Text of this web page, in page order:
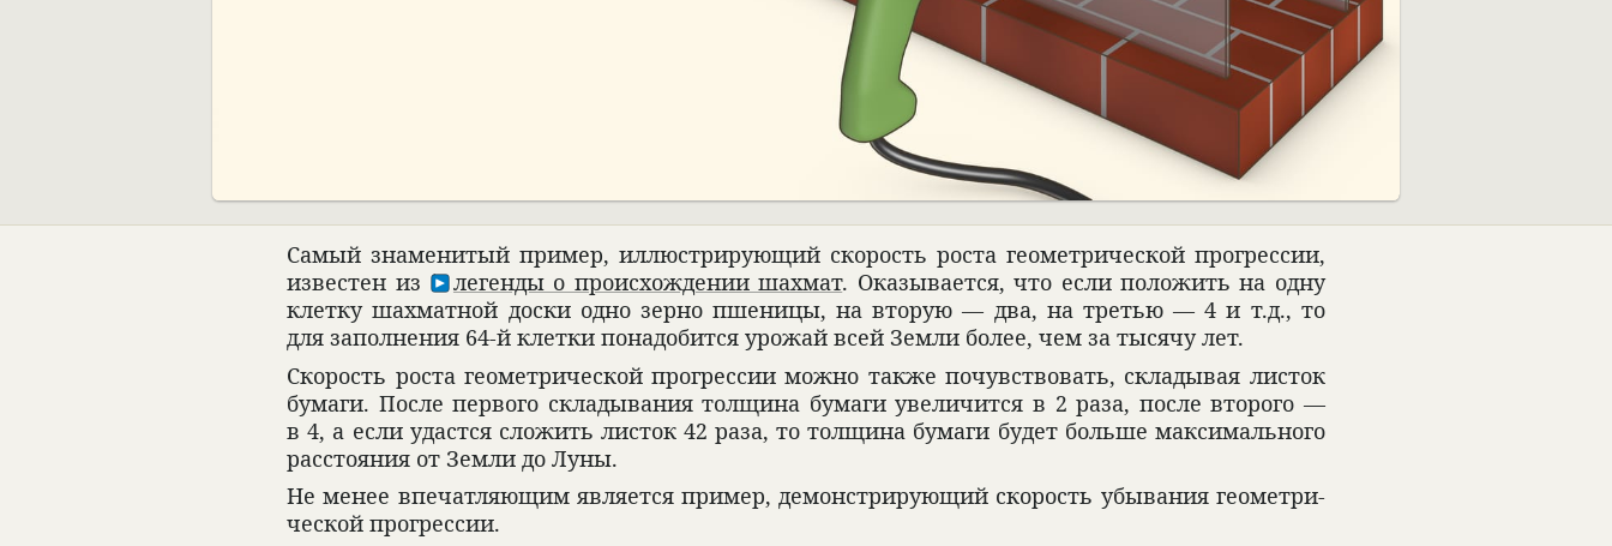
02:36
Самый знаме­ни­тый при­мер, иллю­стри­рующий ско­рость роста геомет­ри­че­ской прогрес­сии,
изве­стен из
легенды о про­ис­хож­де­нии шахмат. Ока­зы­ва­ется, что если положить на одну
клетку шахмат­ной доски одно зерно пше­ницы, на вто­рую — два, на тре­тью — 4 и т.д., то
для запол­не­ния 64-й клетки пона­до­бится урожай всей Земли более, чем за тысячу лет.
Ско­рость роста геомет­ри­че­ской прогрес­сии можно также почув­ство­вать, скла­ды­вая листок
бумаги. После пер­вого скла­ды­ва­ния толщина бумаги уве­ли­чится в 2 раза, после вто­рого —
в 4, а если удастся сложить листок 42 раза, то толщина бумаги будет больше мак­сималь­ного
рас­сто­я­ния от Земли до Луны.
Не менее впе­чат­ляющим явля­ется при­мер, демон­стри­рующий ско­рость убы­ва­ния геомет­ри­
че­ской прогрес­сии.